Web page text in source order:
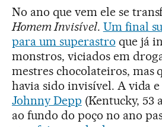
No ano que vem ele se
Homem Invisível. Um final
para um superastro que já
monstros, viciados em
mestres chocolateiros, mas
havia sido invisível. A vida
Johnny Depp (Kentucky, 53
ao fundo do poço no ano